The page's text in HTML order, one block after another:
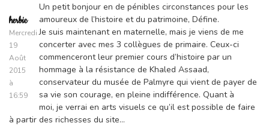
herbie
Mercredi
19
Août
2015
à
16:59
Un petit bonjour en de pénibles circonstances pour les
amoureux de l’histoire et du patrimoine, Défine.
Je suis maintenant en maternelle, mais je viens de me
concerter avec mes 3 collègues de primaire. Ceux-ci
commenceront leur premier cours d’histoire par un
hommage à la résistance de Khaled Assaad,
conservateur du musée de Palmyre qui vient de payer de
sa vie son courage, en pleine indifférence. Quant à
moi, je verrai en arts visuels ce qu’il est possible de faire
à partir des richesses du site…